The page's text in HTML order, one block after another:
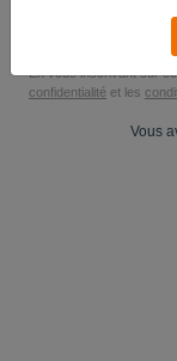
Vous n'avez
Vos données
En vous inscrivant sur
confidentialité et les
Vous